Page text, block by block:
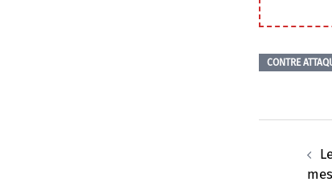
CONTRE
d’article